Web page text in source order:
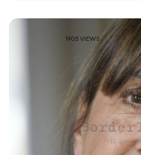
1905 VIEWS